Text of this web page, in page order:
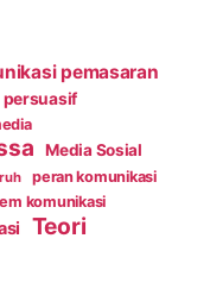
pemasaran
Media Sosial
peran komunikasi
komunikasi
Teori